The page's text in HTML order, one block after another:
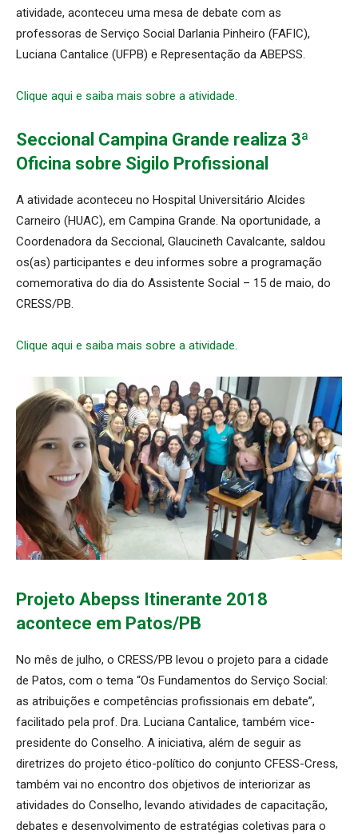
atividade, aconteceu uma mesa de debate com as
professoras de Serviço Social Darlania Pinheiro (FAFIC),
Luciana Cantalice (UFPB) e Representação da ABEPSS.
Clique aqui e saiba mais sobre a atividade.
Seccional Campina Grande realiza 3ª
Oficina sobre Sigilo Profissional
A atividade aconteceu no Hospital Universitário Alcides
Carneiro (HUAC), em Campina Grande. Na oportunidade, a
Coordenadora da Seccional, Glaucineth Cavalcante, saldou
os(as) participantes e deu informes sobre a programação
comemorativa do dia do Assistente Social – 15 de maio, do
CRESS/PB.
Clique aqui e saiba mais sobre a atividade.
Projeto Abepss Itinerante 2018
acontece em Patos/PB
No mês de julho, o CRESS/PB levou o projeto para a cidade
de Patos, com o tema “Os Fundamentos do Serviço Social:
as atribuições e competências profissionais em debate”,
facilitado pela prof. Dra. Luciana Cantalice, também vice-
presidente do Conselho. A iniciativa, além de seguir as
diretrizes do projeto ético-político do conjunto CFESS-Cress,
também vai no encontro dos objetivos de interiorizar as
atividades do Conselho, levando atividades de capacitação,
debates e desenvolvimento de estratégias coletivas para o